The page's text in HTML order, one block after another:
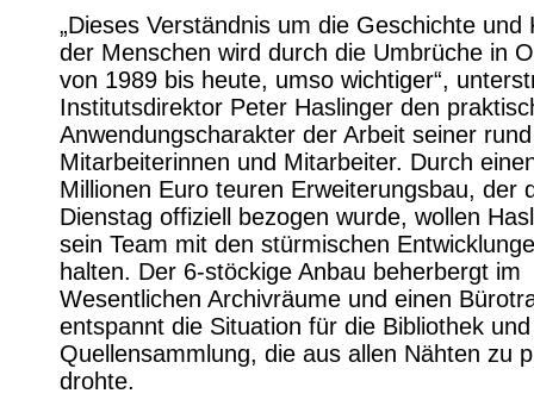
„Dieses Verständnis um die Geschichte und
der Menschen wird durch die Umbrüche in
von 1989 bis heute, umso wichtiger“,
Institutsdirektor Peter Haslinger den
Anwendungscharakter der Arbeit seiner
Mitarbeiterinnen und Mitarbeiter. Durch
Millionen Euro teuren Erweiterungsbau, der
Dienstag offiziell bezogen wurde, wollen
sein Team mit den stürmischen
halten. Der 6-stöckige Anbau beherbergt im
Wesentlichen Archivräume und einen
entspannt die Situation für die Bibliothek
Quellensammlung, die aus allen Nähten zu
drohte.